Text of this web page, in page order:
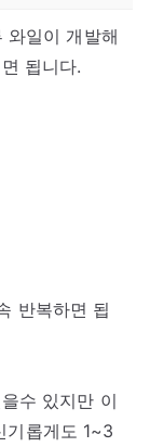
일이 개발해
됩니다.
반복하면 됩
수 있지만 이
기롭게도 1~3